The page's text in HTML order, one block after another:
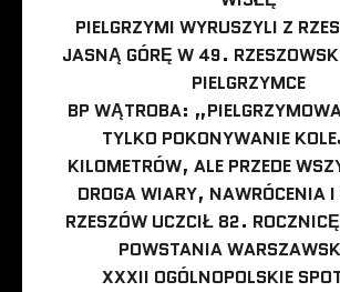
PIELGRZYMI WYRUSZYLI Z
JASNĄ GÓRĘ W 49.
PIELGRZYMCE
BP WĄTROBA:
TYLKO POKONYWANIE
KILOMETRÓW, ALE PRZEDE
DROGA WIARY, NAWRÓCENIA
RZESZÓW UCZCIŁ 82.
POWSTANIA
XXXII OGÓLNOPOLSKIE